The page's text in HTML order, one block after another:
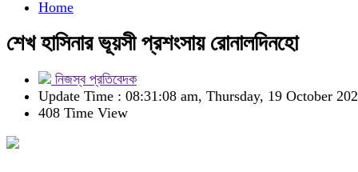
Home
শেখ হাসিনার ভূয়সী প্রশংসায় রোনালদিনহো
নিজস্ব প্রতিবেদক
Update Time : 08:31:08 am, Thursday, 19 October
408 Time View